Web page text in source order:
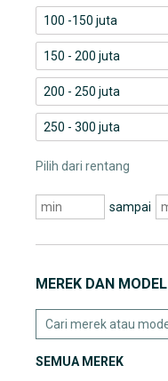
100 -150 juta
150 - 200 juta
200 - 250 juta
250 - 300 juta
Pilih dari rentang
sampai
MEREK DAN MODEL
SEMUA MEREK